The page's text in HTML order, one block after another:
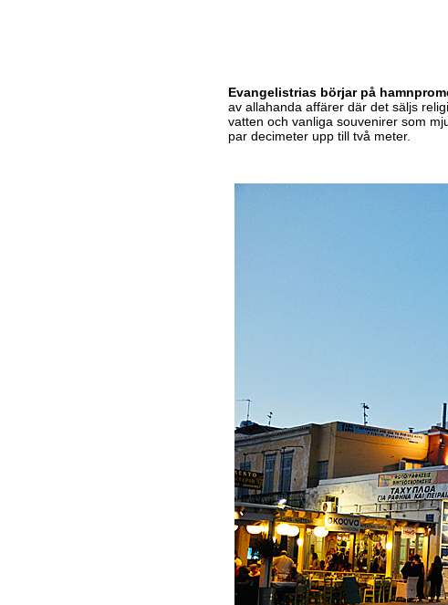
Evangelistrias börjar på
av allahanda affärer där det säljs
vatten och vanliga souvenirer som
par decimeter upp till två meter.